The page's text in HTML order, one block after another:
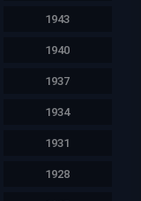
1943
1940
1937
1934
1931
1928